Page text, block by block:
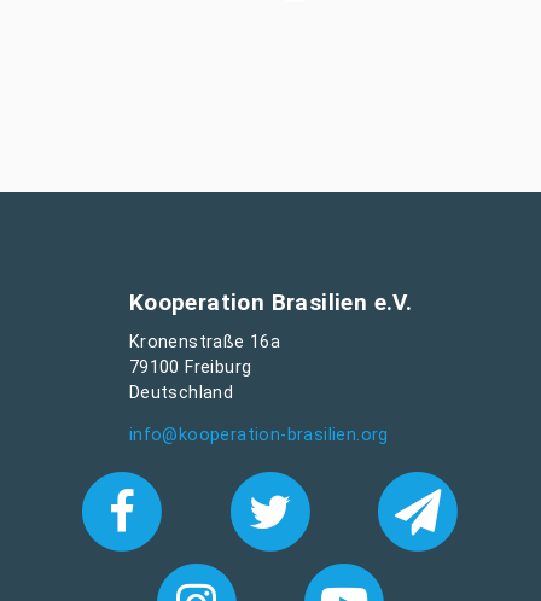
Kooperation Brasilien e.V.
Kronenstraße 16a
79100 Freiburg
Deutschland
info@kooperation-brasilien.org